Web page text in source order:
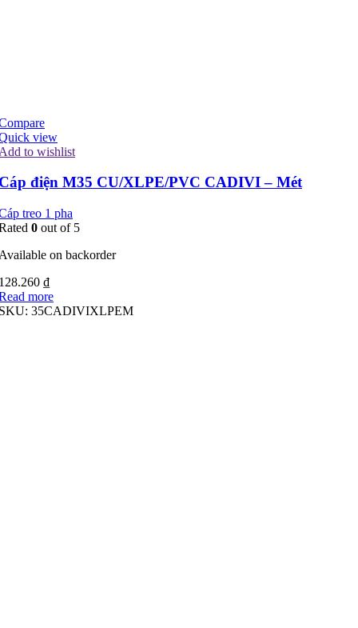
view
to wishlist
điện M35 CU/XLPE/PVC CADIVI – Mét
treo 1 pha
0 out of 5
on backorder
₫
more
35CADIVIXLPEM